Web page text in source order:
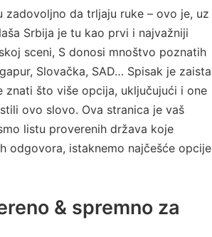
da trljaju ruke – ovo je, uz
Srbija je tu kao prvi i najvažniji
sceni, S donosi mnoštvo poznatih
Slovačka, SAD… Spisak je zaista
što više opcija, uključujući i one
ovo slovo. Ova stranica je vaš
listu proverenih država koje
odgovora, istaknemo najčešće opcije
& spremno za